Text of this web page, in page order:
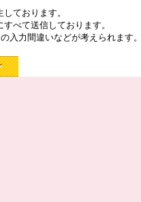
ております。
べて送信しております。
入力間違いなどが考えられます。